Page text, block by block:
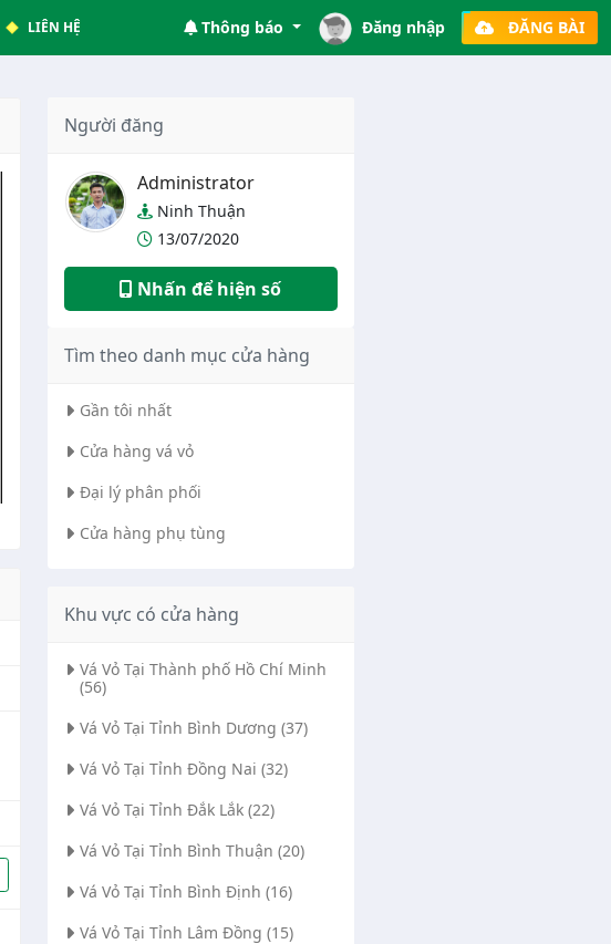
LIÊN HỆ Thông báo Đăng nhập ĐĂNG BÀI
Người đăng
Administrator
Ninh Thuận
13/07/2020
Nhấn để hiện số
Tìm theo danh mục cửa hàng
Gần tôi nhất
Cửa hàng vá vỏ
Đại lý phân phối
Cửa hàng phụ tùng
Khu vực có cửa hàng
Vá Vỏ Tại Thành phố Hồ Chí Minh
(56)
Vá Vỏ Tại Tỉnh Bình Dương (37)
Vá Vỏ Tại Tỉnh Đồng Nai (32)
Vá Vỏ Tại Tỉnh Đắk Lắk (22)
Vá Vỏ Tại Tỉnh Bình Thuận (20)
Vá Vỏ Tại Tỉnh Bình Định (16)
Vá Vỏ Tại Tỉnh Lâm Đồng (15)